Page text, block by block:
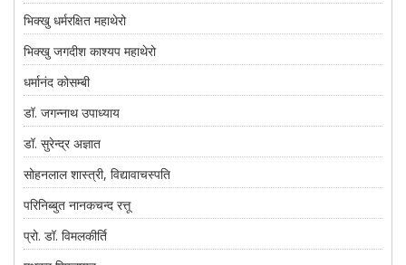
भिक्खु धर्मरक्षित महाथेरो
भिक्खु जगदीश काश्यप महाथेरो
धर्मानंद कोसम्बी
डॉ. जगन्नाथ उपाध्याय
डॉ. सुरेन्द्र अज्ञात
सोहनलाल शास्त्री, विद्यावाचस्पति
परिनिब्बुत नानकचन्द रत्तू
प्रो. डॉ. विमलकीर्ति